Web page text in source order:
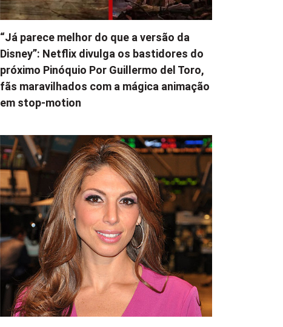
“Já parece melhor do que a versão da
Disney”: Netflix divulga os bastidores do
próximo Pinóquio Por Guillermo del Toro,
fãs maravilhados com a mágica animação
em stop-motion